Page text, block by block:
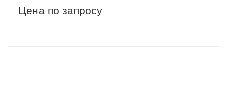
Цена по запросу